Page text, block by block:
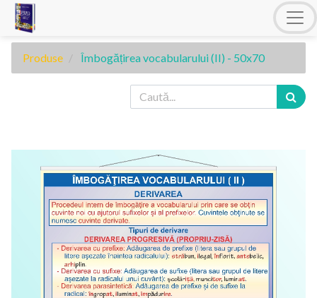
Produse Îmbogățirea vocabularului (II) - 50x70